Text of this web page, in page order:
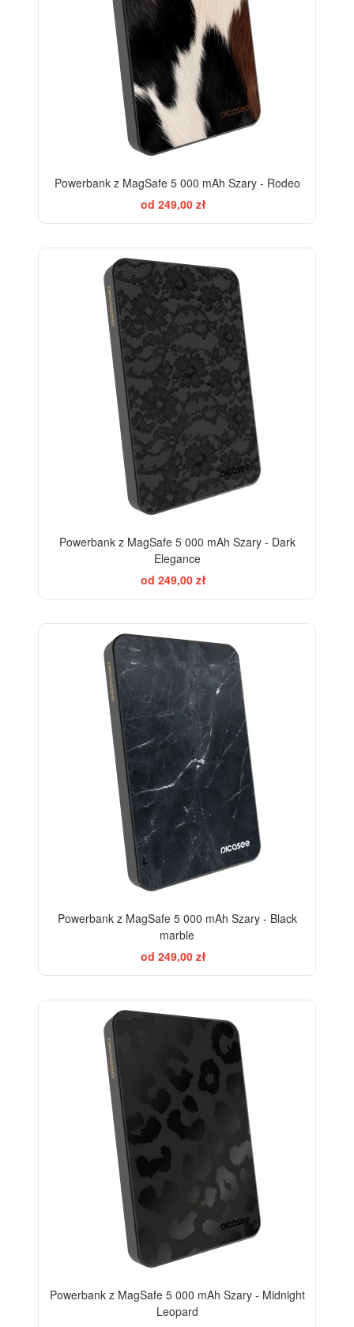
Powerbank z MagSafe 5 000 mAh Szary - Rodeo
od 249,00 zł
Powerbank z MagSafe 5 000 mAh Szary - Dark
Elegance
od 249,00 zł
Powerbank z MagSafe 5 000 mAh Szary - Black
marble
od 249,00 zł
Powerbank z MagSafe 5 000 mAh Szary - Midnight
Leopard